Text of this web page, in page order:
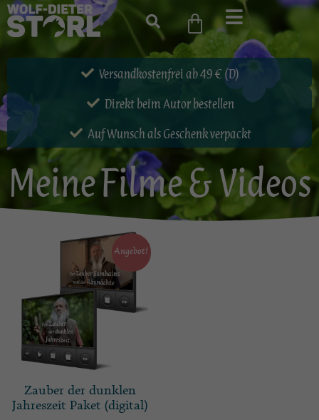
Versandkostenfrei ab 49 € (D)
Direkt beim Autor bestellen
Auf Wunsch als Geschenk verpackt
Meine Filme & Videos
Angebot!
Zauber der dunklen
Jahreszeit Paket (digital)